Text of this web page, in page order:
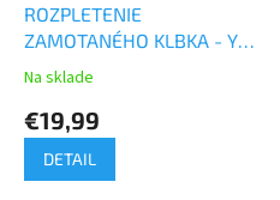
ROZPLETENIE
ZAMOTANÉHO KLBKA - YI
GUAN JIAN WAN mod. -
Na sklade
€19,99
DETAIL